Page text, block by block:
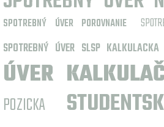
SPOTREBNÝ ÚVER POROVNANIE
SPOTREBNÝ ÚVER SLSP KALKULACKA
ÚVER
POZICKA